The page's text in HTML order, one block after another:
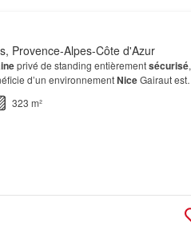
Provence-Alpes-Côte d'Azur
privé de standing entièrementsécurisé,
d’un environnementNiceGairaut est
de N…
323 m²